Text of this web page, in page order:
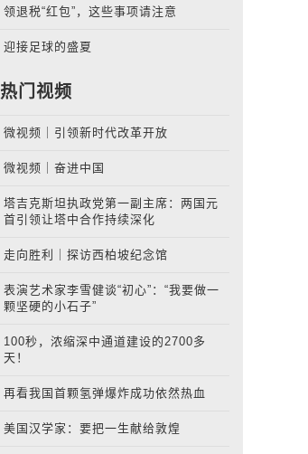
领退税“红包”，这些事项请注意
迎接足球的盛夏
热门视频
微视频｜引领新时代改革开放
微视频｜奋进中国
塔吉克斯坦执政党第一副主席：两国元
首引领让塔中合作持续深化
走向胜利｜探访西柏坡纪念馆
表演艺术家李雪健谈“初心”：“我要做一
颗坚硬的小石子”
100秒，浓缩深中通道建设的2700多
天！
再看我国首颗氢弹爆炸成功依然热血
美国汉学家：要把一生献给敦煌